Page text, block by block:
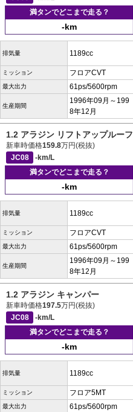
満タンでどこまで走る？
-km
排気量 1189cc
ミッション フロアCVT
最大出力 61ps/5600rpm
生産期間
1996年09月～199
8年12月
1.2 アラジン リフトアップルーフ
新車時価格159.8万円(税抜)
JC08
-km/L
満タンでどこまで走る？
-km
排気量 1189cc
ミッション フロアCVT
最大出力 61ps/5600rpm
生産期間
1996年09月～199
8年12月
1.2 アラジン キャンパー
新車時価格197.5万円(税抜)
JC08
-km/L
満タンでどこまで走る？
-km
排気量 1189cc
ミッション フロア5MT
最大出力 61ps/5600rpm